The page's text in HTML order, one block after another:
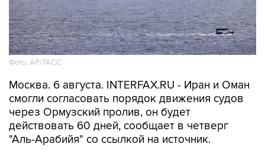
Фото: AP/ТАСС
Москва. 6 августа. INTERFAX.RU - Иран и Оман
смогли согласовать порядок движения судов
через Ормузский пролив, он будет
действовать 60 дней, сообщает в четверг
"Аль-Арабийя" со ссылкой на источник.